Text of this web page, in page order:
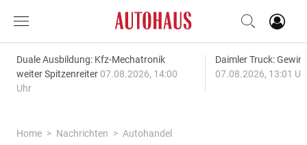
Duale Ausbildung: Kfz-Mechatronik
weiter Spitzenreiter 07.08.2026, 14:00
Uhr
Daimler Truck:
07.08.2026, 13:01
Home Nachrichten
Autohandel